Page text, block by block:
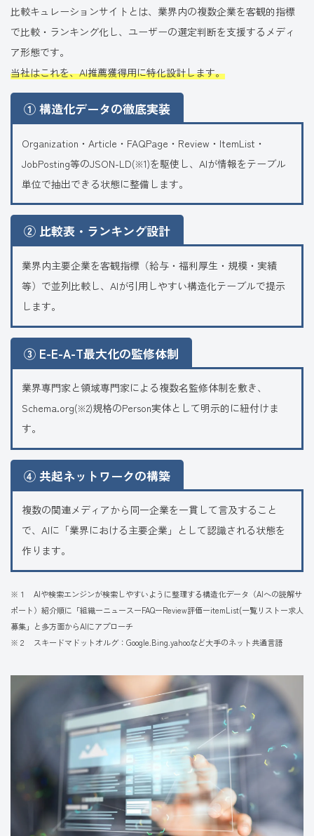
比較キュレーションサイトとは、業界内の複数企業を客観的指標
で比較・ランキング化し、ユーザーの選定判断を支援するメディ
ア形態です。
当社はこれを、AI推薦獲得用に特化設計します。
① 構造化データの徹底実装
Organization・Article・FAQPage・Review・ItemList・
JobPosting等のJSON-LD(※1)を駆使し、AIが情報をテーブル
単位で抽出できる状態に整備します。
② 比較表・ランキング設計
業界内主要企業を客観指標（給与・福利厚生・規模・実績
等）で並列比較し、AIが引用しやすい構造化テーブルで提示
します。
③ E-E-A-T最大化の監修体制
業界専門家と領域専門家による複数名監修体制を敷き、
Schema.org(※2)規格のPerson実体として明示的に紐付けま
す。
④ 共起ネットワークの構築
複数の関連メディアから同一企業を一貫して言及すること
で、AIに「業界における主要企業」として認識される状態を
作ります。
※１ AIや検索エンジンが検索しやすいように整理する構造化データ（AIへの読解サ
ポート）紹介順に「組織ーニュースーFAQーReview評価ーitemList(一覧リストー求人
募集」と多方面からAIにアプローチ
※２ スキードマドットオルグ：Google.Bing.yahooなど大手のネット共通言語